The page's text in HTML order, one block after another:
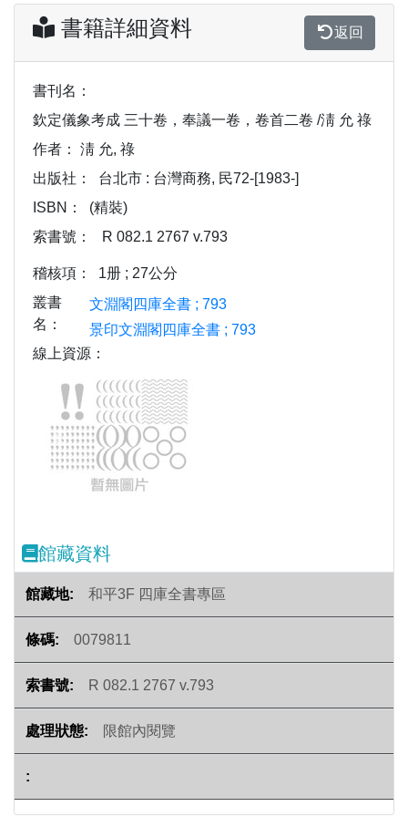
書籍詳細資料 返回
書刊名：
欽定儀象考成 三十卷，奉議一卷，卷首二卷 /淸 允 祿
作者：
淸 允, 祿
出版社：
台北市 : 台灣商務, 民72-[1983-]
ISBN：
(精裝)
索書號：
R 082.1 2767 v.793
稽核項：
1册 ; 27公分
叢書
名：
文淵閣四庫全書 ; 793
景印文淵閣四庫全書 ; 793
線上資源：
Previous
館藏資料
和平3F 四庫全書專區
0079811
R 082.1 2767 v.793
限館內閱覽